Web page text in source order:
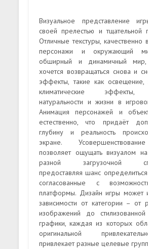
Визуальное представление
своей прелестью и тщательной
Отличные текстуры, качественно
персонажи и окружающий
обширный и динамичный
хочется возвращаться снова и
эффекты, такие как освещение,
климатические эффекты,
натуральности и жизни в
Анимация персонажей и
естественно, что придаёт
глубину и реальность
экране.
позволяет ощущать визуалом
разной загрузочной
предоставляя шанс определиться
согласованные с
платформы. Дизайн игры может
зависимости от категории – от
изображений до
графики, каждая из которых
оригинальной
привлекает разные целевые